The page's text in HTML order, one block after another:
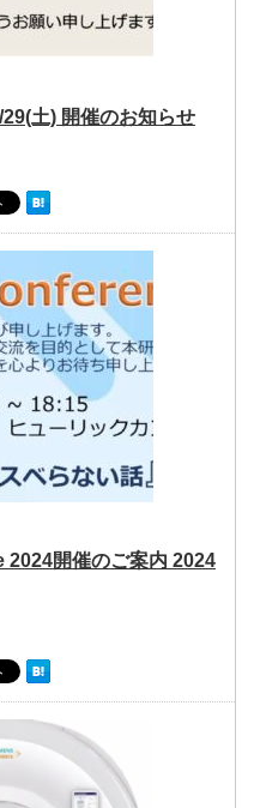
土) 開催のお知らせ
開催のご案内 2024